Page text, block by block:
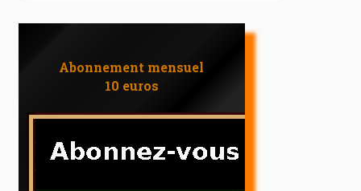
Abonnement mensuel
10 euros